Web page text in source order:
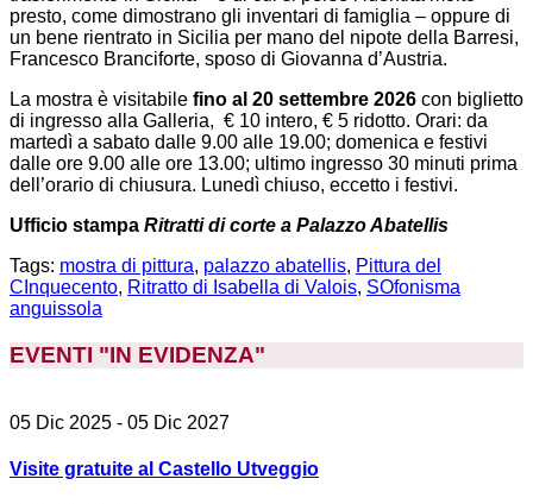
presto, come dimostrano gli inventari di famiglia – oppure di
un bene rientrato in Sicilia per mano del nipote della Barresi,
Francesco Branciforte, sposo di Giovanna d’Austria.
La mostra è visitabile fino al 20 settembre 2026 con biglietto
di ingresso alla Galleria, € 10 intero, € 5 ridotto. Orari: da
martedì a sabato dalle 9.00 alle 19.00; domenica e festivi
dalle ore 9.00 alle ore 13.00; ultimo ingresso 30 minuti prima
dell’orario di chiusura. Lunedì chiuso, eccetto i festivi.
Ufficio stampa Ritratti di corte a Palazzo Abatellis
Tags: mostra di pittura, palazzo abatellis, Pittura del
CInquecento, Ritratto di Isabella di Valois, SOfonisma
anguissola
EVENTI "IN EVIDENZA"
05 Dic 2025 - 05 Dic 2027
Visite gratuite al Castello Utveggio